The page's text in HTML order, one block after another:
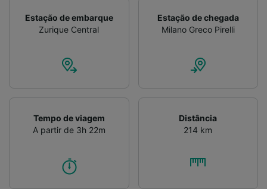
Estação de embarque
Zurique Central
Estação de chegada
Milano Greco Pirelli
Tempo de viagem
A partir de 3h 22m
Distância
214 km
dispositivo para identificação. Armazenar e/ou
acessar informações em um dispositivo.
medição de publicidade e conteúdo, pesquisa
de público e desenvolvimento de serviços..
Lista de parceiros (fornecedores)